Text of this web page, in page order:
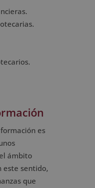
es
ámbito
este sentido,
que